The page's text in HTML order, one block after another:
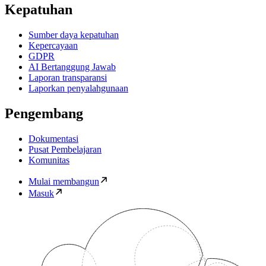
Kepatuhan
Sumber daya kepatuhan
Kepercayaan
GDPR
AI Bertanggung Jawab
Laporan transparansi
Laporkan penyalahgunaan
Pengembang
Dokumentasi
Pusat Pembelajaran
Komunitas
Mulai membangun
Masuk